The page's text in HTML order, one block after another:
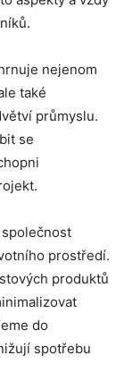
nejenom
také
průmyslu.
se
prostředí.
produktů
do
spotřebu